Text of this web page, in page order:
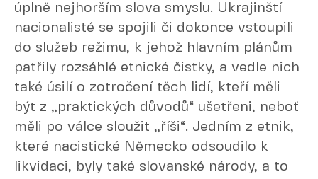
úplně nejhorším slova smyslu. Ukrajinští
nacionalisté se spojili či dokonce vstoupili
do služeb režimu, k jehož hlavním plánům
patřily rozsáhlé etnické čistky, a vedle nich
také úsilí o zotročení těch lidí, kteří měli
být z „praktických důvodů“ ušetřeni, neboť
měli po válce sloužit „říši“. Jedním z etnik,
které nacistické Německo odsoudilo k
likvidaci, byly také slovanské národy, a to